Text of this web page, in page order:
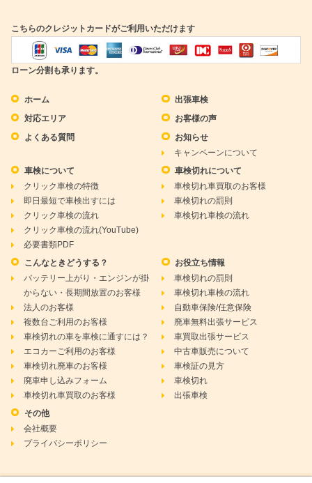
こちらのクレジットカードがご利用いただけます
ローン分割も承ります。
ホーム
出張車検
対応エリア
お客様の声
よくある質問
お知らせ
キャンペーンについて
車検について
クリック車検の特徴
即日最短で車検出すには
クリック車検の流れ
クリック車検の流れ(YouTube)
必要書類PDF
車検切れについて
車検切れ車買取のお客様
車検切れの罰則
車検切れ車検の流れ
こんなときどうする？
バッテリー上がり・エンジンが掛
からない・長期間放置のお客様
法人のお客様
複数台ご利用のお客様
車検切れの車を車検に通すには？
エコカーご利用のお客様
車検切れ廃車のお客様
廃車申し込みフォーム
車検切れ車買取のお客様
お役立ち情報
車検切れの罰則
車検切れ車検の流れ
自動車保険/任意保険
廃車無料出張サービス
車買取出張サービス
中古車販売について
車検証の見方
車検切れ
出張車検
その他
会社概要
プライバシーポリシー